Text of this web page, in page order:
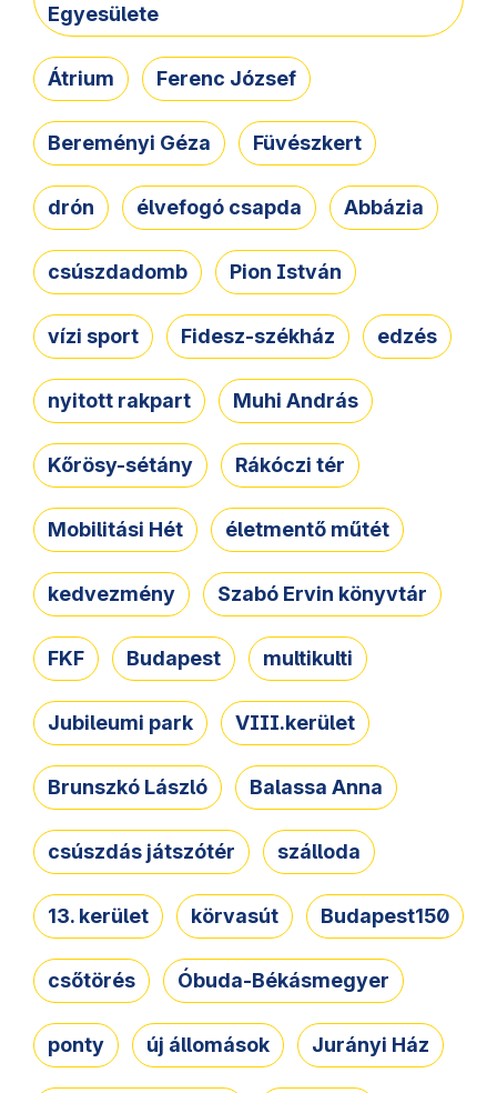
Egyesülete
Átrium Ferenc József
Bereményi Géza Füvészkert
drón élvefogó csapda Abbázia
csúszdadomb Pion István
vízi sport Fidesz-székház edzés
nyitott rakpart Muhi András
Kőrösy-sétány Rákóczi tér
Mobilitási Hét életmentő műtét
kedvezmény Szabó Ervin könyvtár
FKF Budapest multikulti
Jubileumi park VIII.kerület
Brunszkó László Balassa Anna
csúszdás játszótér szálloda
13. kerület körvasút Budapest150
csőtörés Óbuda-Békásmegyer
ponty új állomások Jurányi Ház